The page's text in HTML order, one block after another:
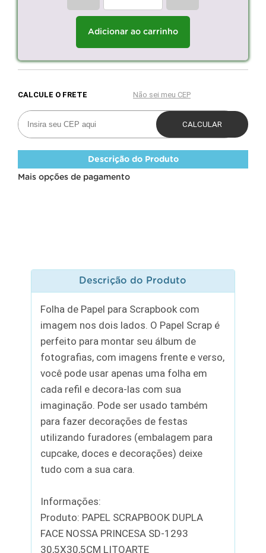
Adicionar ao carrinho
Descrição do Produto
Mais opções de pagamento
Descrição do Produto
Folha de Papel para Scrapbook com
imagem nos dois lados. O Papel Scrap é
perfeito para montar seu álbum de
fotografias, com imagens frente e verso,
você pode usar apenas uma folha em
cada refil e decora-las com sua
imaginação. Pode ser usado também
para fazer decorações de festas
utilizando furadores (embalagem para
cupcake, doces e decorações) deixe
tudo com a sua cara.
Informações:
Produto: PAPEL SCRAPBOOK DUPLA
FACE NOSSA PRINCESA SD-1293
30,5X30,5CM LITOARTE